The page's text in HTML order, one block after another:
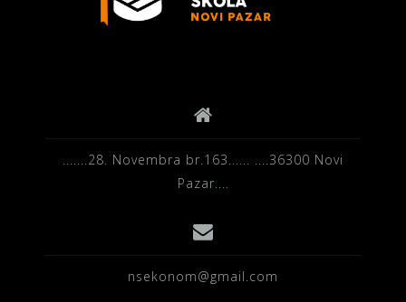
.......28. Novembra br.163...... ....36300 Novi
Pazar....
nsekonom@gmail.com